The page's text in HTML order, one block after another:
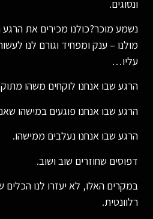
ונסוגים.
נשמע מוכר?כולנו מכירים את
מולנו – ענק ומפחיד וגורם לנו
עליו…
הרגע שבו אנחנו לוקחים משהו
הרגע שבו אנחנו פוגעים במישהו
הרגע שבו אנחנו נעלבים ממישהו.
דפוסים שחוזרים שוב ושוב.
במקרים האלו, לא יעזרו לנו הכלים
רלוונטית.